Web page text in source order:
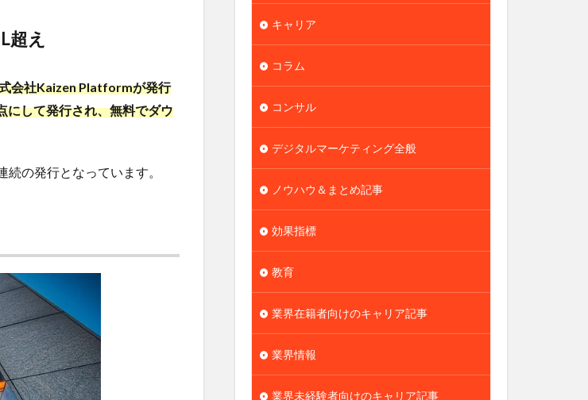
超え
会社Kaizen Platformが発行
にして発行され、無料でダウ
の発行となっています。
キャリア
コラム
コンサル
デジタルマーケティング全般
ノウハウ＆まとめ記事
効果指標
教育
業界在籍者向けのキャリア記事
業界情報
業界未経験者向けのキャリア記事